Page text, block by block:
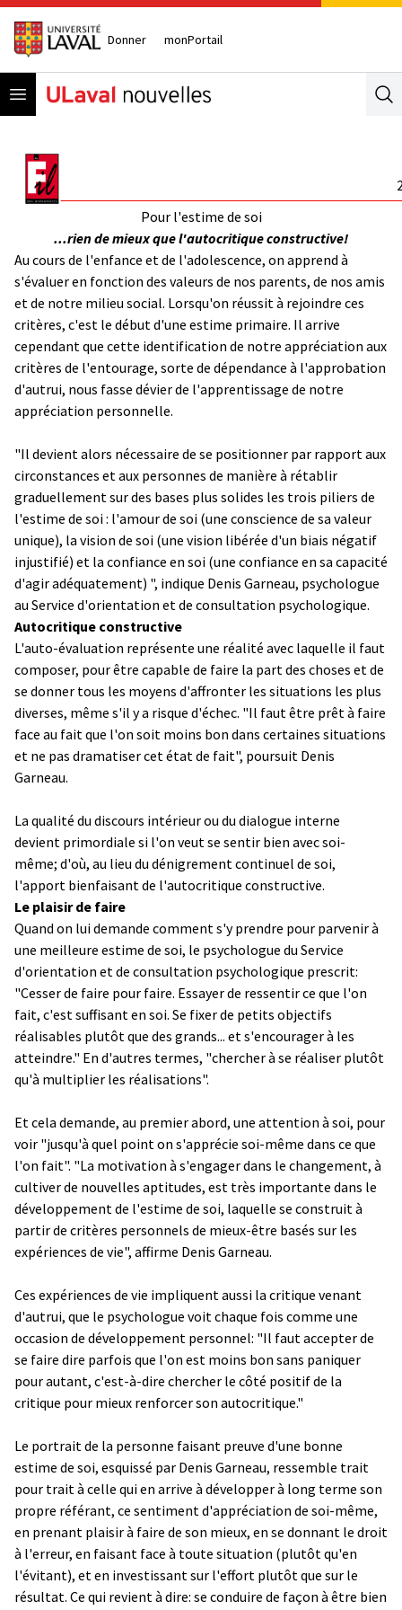
Donner monPortail
Open menu
Pour l'estime de soi
...rien de mieux que l'autocritique constructive!
Au cours de l'enfance et de l'adolescence, on apprend à
s'évaluer en fonction des valeurs de nos parents, de nos amis
et de notre milieu social. Lorsqu'on réussit à rejoindre ces
critères, c'est le début d'une estime primaire. Il arrive
cependant que cette identification de notre appréciation aux
critères de l'entourage, sorte de dépendance à l'approbation
d'autrui, nous fasse dévier de l'apprentissage de notre
appréciation personnelle.
"Il devient alors nécessaire de se positionner par rapport aux
circonstances et aux personnes de manière à rétablir
graduellement sur des bases plus solides les trois piliers de
l'estime de soi : l'amour de soi (une conscience de sa valeur
unique), la vision de soi (une vision libérée d'un biais négatif
injustifié) et la confiance en soi (une confiance en sa capacité
d'agir adéquatement) ", indique Denis Garneau, psychologue
au Service d'orientation et de consultation psychologique.
Autocritique constructive
L'auto-évaluation représente une réalité avec laquelle il faut
composer, pour être capable de faire la part des choses et de
se donner tous les moyens d'affronter les situations les plus
diverses, même s'il y a risque d'échec. "Il faut être prêt à faire
face au fait que l'on soit moins bon dans certaines situations
et ne pas dramatiser cet état de fait", poursuit Denis
Garneau.
La qualité du discours intérieur ou du dialogue interne
devient primordiale si l'on veut se sentir bien avec soi-
même; d'où, au lieu du dénigrement continuel de soi,
l'apport bienfaisant de l'autocritique constructive.
Le plaisir de faire
Quand on lui demande comment s'y prendre pour parvenir à
une meilleure estime de soi, le psychologue du Service
d'orientation et de consultation psychologique prescrit:
"Cesser de faire pour faire. Essayer de ressentir ce que l'on
fait, c'est suffisant en soi. Se fixer de petits objectifs
réalisables plutôt que des grands... et s'encourager à les
atteindre." En d'autres termes, "chercher à se réaliser plutôt
qu'à multiplier les réalisations".
Et cela demande, au premier abord, une attention à soi, pour
voir "jusqu'à quel point on s'apprécie soi-même dans ce que
l'on fait". "La motivation à s'engager dans le changement, à
cultiver de nouvelles aptitudes, est très importante dans le
développement de l'estime de soi, laquelle se construit à
partir de critères personnels de mieux-être basés sur les
expériences de vie", affirme Denis Garneau.
Ces expériences de vie impliquent aussi la critique venant
d'autrui, que le psychologue voit chaque fois comme une
occasion de développement personnel: "Il faut accepter de
se faire dire parfois que l'on est moins bon sans paniquer
pour autant, c'est-à-dire chercher le côté positif de la
critique pour mieux renforcer son autocritique."
Le portrait de la personne faisant preuve d'une bonne
estime de soi, esquissé par Denis Garneau, ressemble trait
pour trait à celle qui en arrive à développer à long terme son
propre référant, ce sentiment d'appréciation de soi-même,
en prenant plaisir à faire de son mieux, en se donnant le droit
à l'erreur, en faisant face à toute situation (plutôt qu'en
l'évitant), et en investissant sur l'effort plutôt que sur le
résultat. Ce qui revient à dire: se conduire de façon à être bien